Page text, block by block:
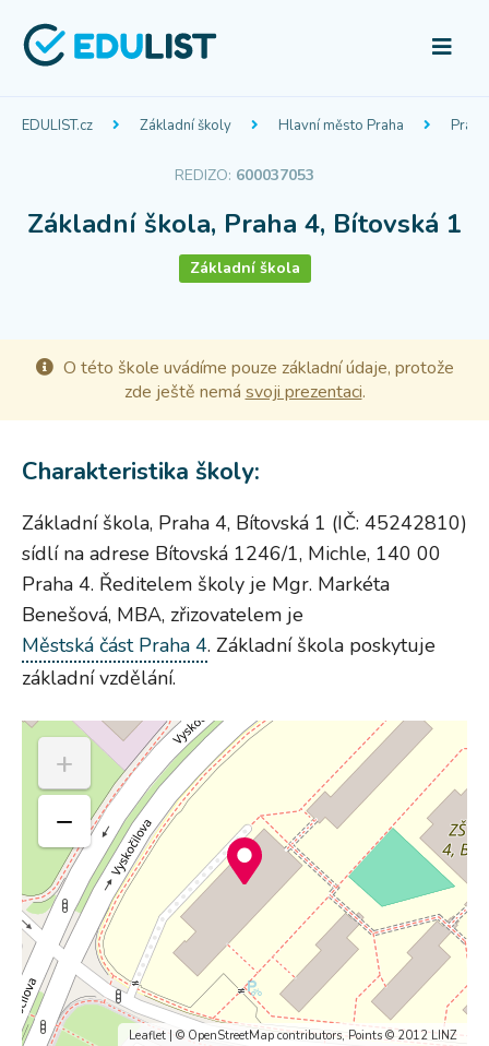
EDULIST.cz Základní školy Hlavní město Praha
REDIZO: 600037053
Základní škola, Praha 4, Bítovská 1
Základní škola
O této škole uvádíme pouze základní údaje, protože
zde ještě nemá svoji prezentaci.
Charakteristika školy:
Základní škola, Praha 4, Bítovská 1 (IČ: 45242810)
sídlí na adrese Bítovská 1246/1, Michle, 140 00
Praha 4. Ředitelem školy je Mgr. Markéta
Benešová, MBA, zřizovatelem je
Městská část Praha 4. Základní škola poskytuje
základní vzdělání.
+
−
Leaflet | © OpenStreetMapcontributors, Points © 2012 LINZ